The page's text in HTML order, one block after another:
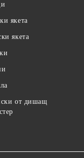
якета
якета
от дишащ